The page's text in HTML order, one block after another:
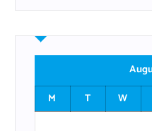
M
T W